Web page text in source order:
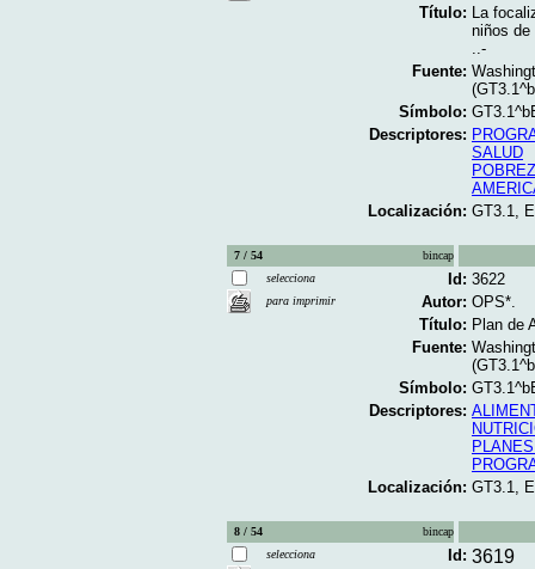
Título: La
niños de
..-
Fuente:
Símbolo:
Descriptores:
SALUD
Localización: GT3.1,
7 / 54
bincap
selecciona
para imprimir
Id: 3622
Autor: OPS*.
Título: Plan de
Fuente:
Símbolo:
Descriptores:
Localización: GT3.1,
8 / 54
bincap
selecciona
Id: 3619